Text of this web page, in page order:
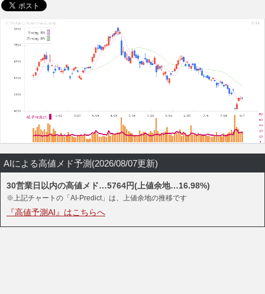
AIによる高値メド予測(2026/08/07更新)
30営業日以内の高値メド…5764円(上値余地…16.98%)
※上記チャートの「AI-Predict」は、上値余地の推移です
『高値予測AI』はこちらへ